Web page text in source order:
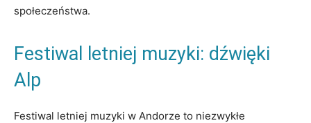
społeczeństwa.
Festiwal⁤ letniej muzyki: ‌dźwięki
Alp
Festiwal‍ letniej​ muzyki w Andorze to ‌niezwykłe